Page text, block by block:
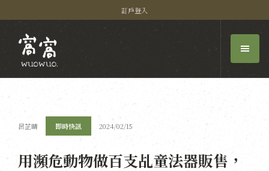
訂戶登入
呂芷晴 即時快訊 2024/02/15
用瀕危動物做百支乩童法器販售，